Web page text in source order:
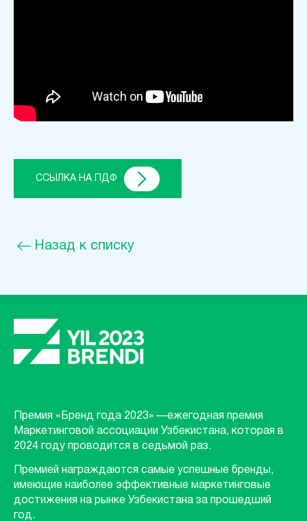
ССЫЛКА НА ПДФ
Назад к списку
Премия «Бренд года 2023» —ежегодная премия
Маркетинговой ассоциации Узбекистана, которая в
2024 году проводится в седьмой раз.
Премией награждаются самые успешные бренды,
имеющие наиболее эффективные маркетинговые
достижения на рынке Узбекистана за прошедший
год.